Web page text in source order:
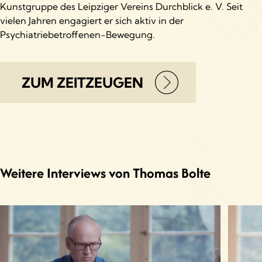
Kunstgruppe des Leipziger Vereins Durchblick e. V. Seit
vielen Jahren engagiert er sich aktiv in der
Psychiatriebetroffenen-Bewegung.
ZUM ZEITZEUGEN
Weitere Interviews von Thomas Bolte